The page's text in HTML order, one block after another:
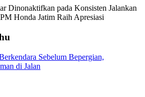
Dinonaktifkan pada Konsisten Jalankan
Honda Jatim Raih Apresiasi